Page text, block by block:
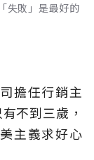
失敗」是最好的
擔任行銷主
不到三歲，
主義求好心